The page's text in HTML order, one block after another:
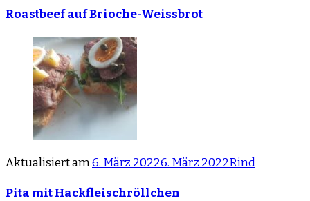
Roastbeef auf Brioche-Weissbrot
Aktualisiert am6. März 20226. März 2022Rind
Pita mit Hackfleischröllchen